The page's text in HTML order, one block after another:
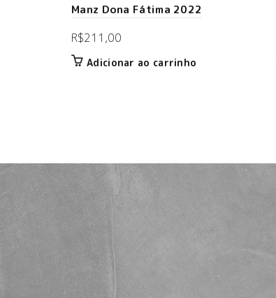
Manz Dona Fátima 2022
R$211,00
Adicionar ao carrinho